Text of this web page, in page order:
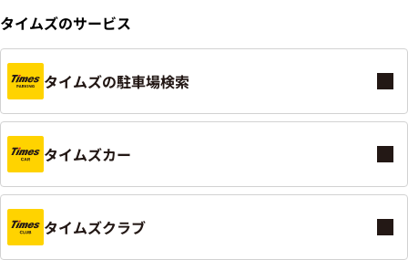
タイムズのサービス
タイムズの駐車場検索
タイムズカー
タイムズクラブ